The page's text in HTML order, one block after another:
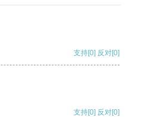
支持[0] 反对[0]
支持[0] 反对[0]